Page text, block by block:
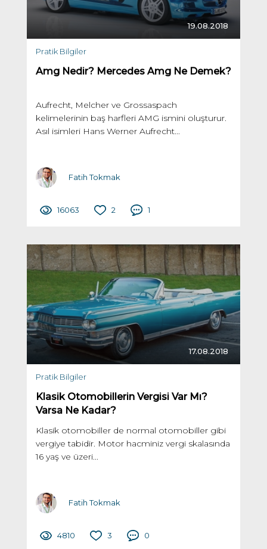
19.08.2018
Pratik Bilgiler
Amg Nedir? Mercedes Amg Ne Demek?
Aufrecht, Melcher ve Grossaspach
kelimelerinin baş harfleri AMG ismini oluşturur.
Asıl isimleri Hans Werner Aufrecht...
Fatih Tokmak
16063 2 1
17.08.2018
Pratik Bilgiler
Klasik Otomobillerin Vergisi Var Mı?
Varsa Ne Kadar?
Klasik otomobiller de normal otomobiller gibi
vergiye tabidir. Motor hacminiz vergi skalasında
16 yaş ve üzeri...
Fatih Tokmak
4810 3 0